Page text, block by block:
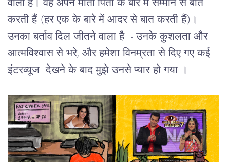
वाली हैं। वह अपने माता-पिता के बारे में सम्मान से बात
करती हैं (हर एक के बारे में आदर से बात करती हैं) ।
उनका बर्ताव दिल जीतने वाला है - उनके कुशलता और
आत्मविश्वास से भरे, और हमेशा विनम्रता से दिए गए कई
इंटरव्यूज देखने के बाद मुझे उनसे प्यार हो गया ।